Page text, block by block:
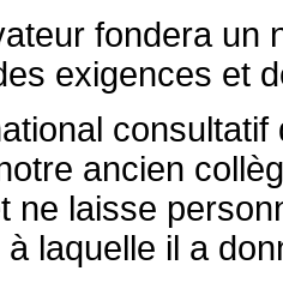
fondera un
exigences et
ancien
ne laisse
laquelle il a